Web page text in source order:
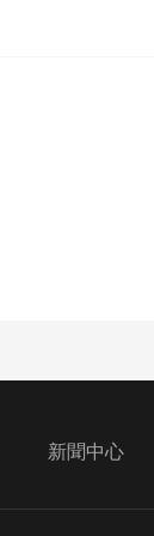
新聞中心